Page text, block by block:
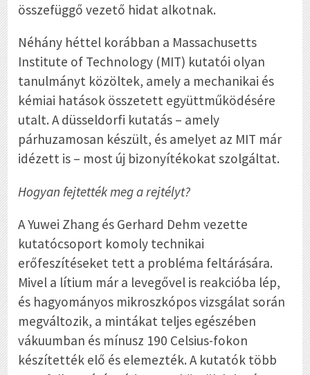
összefüggő vezető hidat alkotnak.
Néhány héttel korábban a Massachusetts
Institute of Technology (MIT) kutatói olyan
tanulmányt közöltek, amely a mechanikai és
kémiai hatások összetett együttműködésére
utalt. A düsseldorfi kutatás – amely
párhuzamosan készült, és amelyet az MIT már
idézett is – most új bizonyítékokat szolgáltat.
Hogyan fejtették meg a rejtélyt?
A Yuwei Zhang és Gerhard Dehm vezette
kutatócsoport komoly technikai
erőfeszítéseket tett a probléma feltárására.
Mivel a lítium már a levegővel is reakcióba lép,
és hagyományos mikroszkópos vizsgálat során
megváltozik, a mintákat teljes egészében
vákuumban és mínusz 190 Celsius-fokon
készítették elő és elemezték. A kutatók több